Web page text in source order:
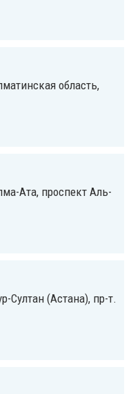
область,
Ата, проспект Аль-
Султан (Астана), пр-т.